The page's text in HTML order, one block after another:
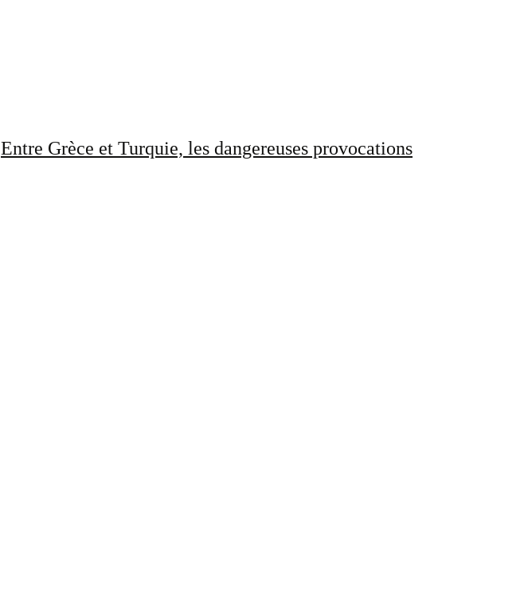
Entre Grèce et Turquie, les dangereuses provocations